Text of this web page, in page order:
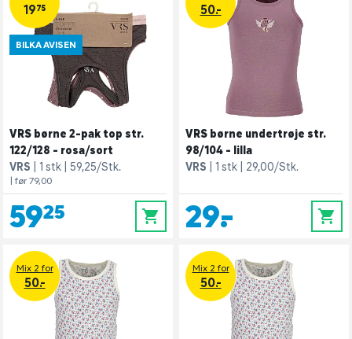
19,75
BILKA AVISEN
VRS børne 2-pak top str.
122/128 - rosa/sort
VRS
1 stk 59,25/Stk.
| før 79,00
59,25 0
50.-
VRS børne undertrøje str.
98/104 - lilla
VRS
1 stk 29,00/Stk.
29,- 0
Mix 2 for
50.-
Mix 2 for
50.-